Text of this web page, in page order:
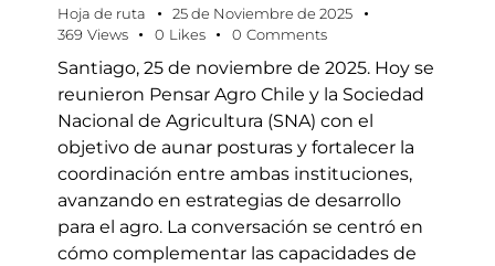
Hoja de ruta
25 de Noviembre de 2025
369 Views 0 Likes 0 Comments
Santiago, 25 de noviembre de 2025. Hoy se
reunieron Pensar Agro Chile y la Sociedad
Nacional de Agricultura (SNA) con el
objetivo de aunar posturas y fortalecer la
coordinación entre ambas instituciones,
avanzando en estrategias de desarrollo
para el agro. La conversación se centró en
cómo complementar las capacidades de